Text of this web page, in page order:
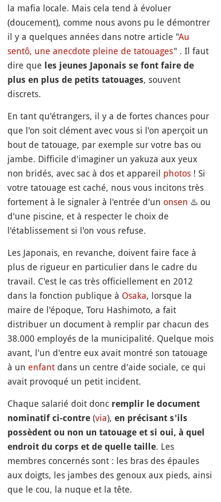
la mafia locale. Mais cela tend à évoluer
(doucement), comme nous avons pu le démontrer
il y a quelques années dans notre article "Au
sentô, une anecdote pleine de tatouages" . Il faut
dire que
les jeunes Japonais se font faire de
plus en plus de petits tatouages, souvent
discrets.
En tant qu'étrangers, il y a de fortes chances pour
que l'on soit clément avec vous si l'on aperçoit un
bout de tatouage, par exemple sur votre bas ou
jambe. Difficile d'imaginer un yakuza aux yeux
non bridés, avec sac à dos et appareil photos ! Si
votre tatouage est caché, nous vous incitons très
fortement à le signaler à l'entrée d'un onsen ♨️ ou
d'une piscine, et à respecter le choix de
l'établissement si l'on vous refuse.
Les Japonais, en revanche, doivent faire face à
plus de rigueur en particulier dans le cadre du
travail. C'est le cas très officiellement en 2012
dans la fonction publique à Osaka, lorsque la
maire de l'époque, Toru Hashimoto, a fait
distribuer un document à remplir par chacun des
38.000 employés de la municipalité. Quelque mois
avant, l'un d'entre eux avait montré son tatouage
à un enfant dans un centre d'aide sociale, ce qui
avait provoqué un petit incident.
Chaque salarié doit donc remplir le document
nominatif ci-contre (via), en précisant s'ils
possèdent ou non un tatouage et si oui, à quel
endroit du corps et de quelle taille. Les
membres concernés sont : les bras des épaules
aux doigts, les jambes des genoux aux pieds, ainsi
que le cou, la nuque et la tête.